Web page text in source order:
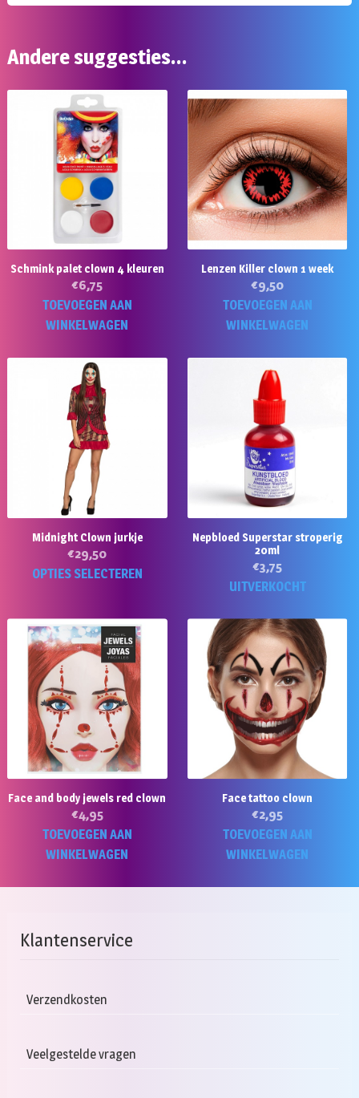
Andere suggesties…
Schmink palet clown 4 kleuren
€6,75
TOEVOEGEN AAN
WINKELWAGEN
Lenzen Killer clown 1 week
€9,50
TOEVOEGEN AAN
WINKELWAGEN
Midnight Clown jurkje
€29,50
OPTIES SELECTEREN
meerdere
variaties.
Nepbloed Superstar stroperig
20ml
€3,75
UITVERKOCHT
Face and body jewels red clown
€4,95
TOEVOEGEN AAN
WINKELWAGEN
Face tattoo clown
€2,95
TOEVOEGEN AAN
WINKELWAGEN
Klantenservice
Verzendkosten
Veelgestelde vragen